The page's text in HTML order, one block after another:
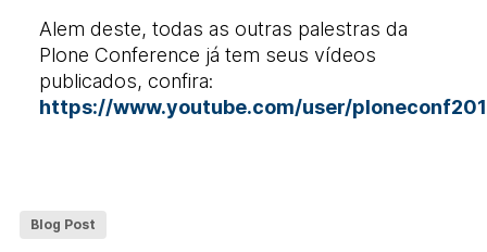
Alem deste, todas as outras palestras da
Plone Conference já tem seus vídeos
publicados, confira:
https://www.youtube.com/user/
Blog Post